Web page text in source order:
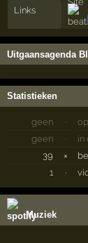
Links
Uitgaansagenda
Statistieken
geen ·
geen
·
in
39
×
1
·
Muziek